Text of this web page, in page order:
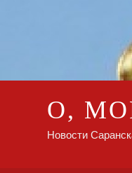
О,
Новости